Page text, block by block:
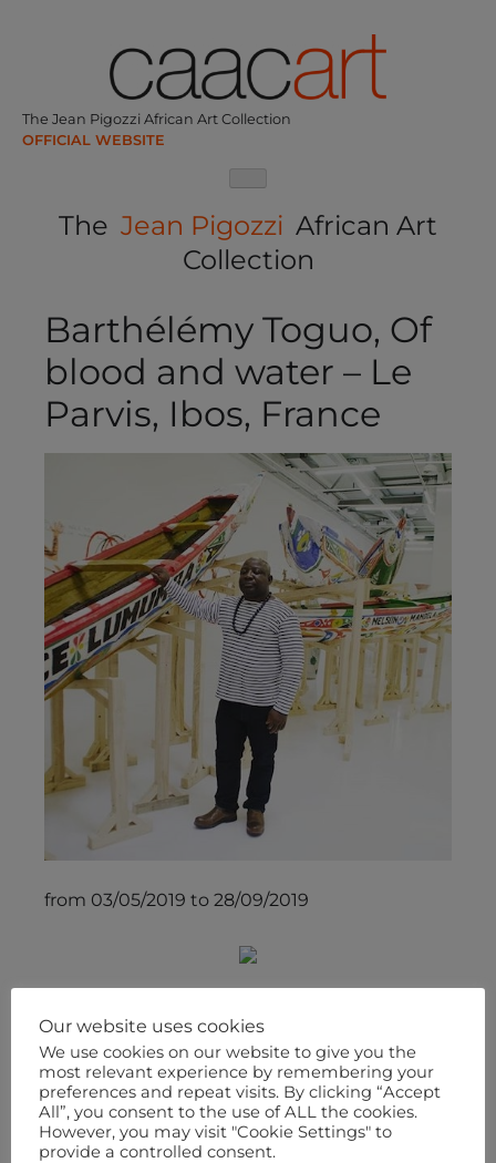
The Jean Pigozzi African Art Collection
The Jean Pigozzi African Art
Collection
Barthélémy Toguo, Of
blood and water – Le
Parvis, Ibos, France
from 03/05/2019 to 28/09/2019
L’artiste franco-camerounais
Toguo est une des figures majeures de la
scène internationale. Son œuvre, en prise
directe avec les grands bouleversements de
l’époque, s’intéresse avec compassion et
Our website uses cookies
We use cookies on our website to give you the
most relevant experience by remembering your
preferences and repeat visits. By clicking “Accept
All”, you consent to the use of ALL the cookies.
However, you may visit "Cookie Settings" to
provide a controlled consent.